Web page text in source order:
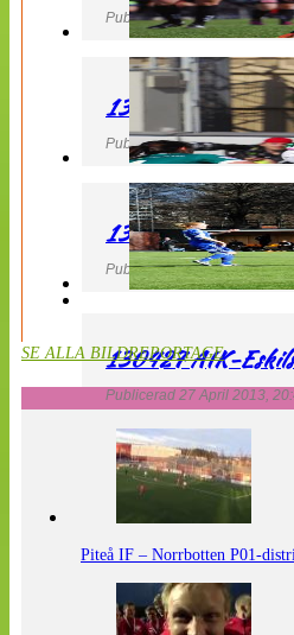
Publicerad 27 April 2013,
130427 IF
Publicerad 27 April 2013,
130427 LdB FC
Publicerad 27 April 2013,
130427 AIK-
Publicerad 27 April 2013,
SE ALLA BILDREPORTAGE
Piteå IF – Norrbotten P01-